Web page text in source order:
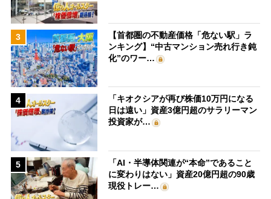
3
【首都圏の不動産価格「危ない駅」ラ
ンキング】“中古マンション売れ行き鈍
化”のワー…
4
「キオクシアが再び株価10万円になる
日は遠い」資産3億円超のサラリーマン
投資家が…
5
「AI・半導体関連が“本命”であること
に変わりはない」資産20億円超の90歳
現役トレー…